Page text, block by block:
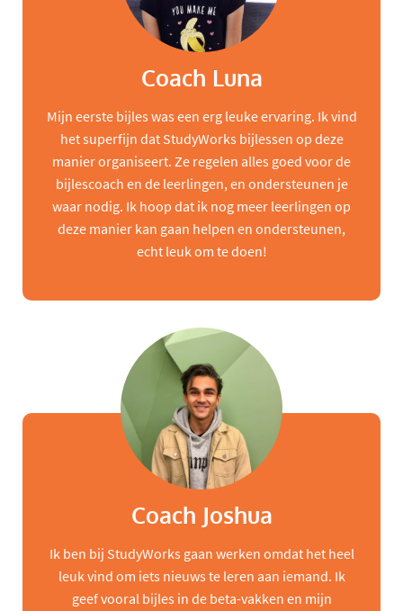
Coach Luna
Mijn eerste bijles was een erg leuke ervaring. Ik vind
het superfijn dat StudyWorks bijlessen op deze
manier organiseert. Ze regelen alles goed voor de
bijlescoach en de leerlingen, en ondersteunen je
waar nodig. Ik hoop dat ik nog meer leerlingen op
deze manier kan gaan helpen en ondersteunen,
echt leuk om te doen!
Coach Joshua
Ik ben bij StudyWorks gaan werken omdat het heel
leuk vind om iets nieuws te leren aan iemand. Ik
geef vooral bijles in de beta-vakken en mijn